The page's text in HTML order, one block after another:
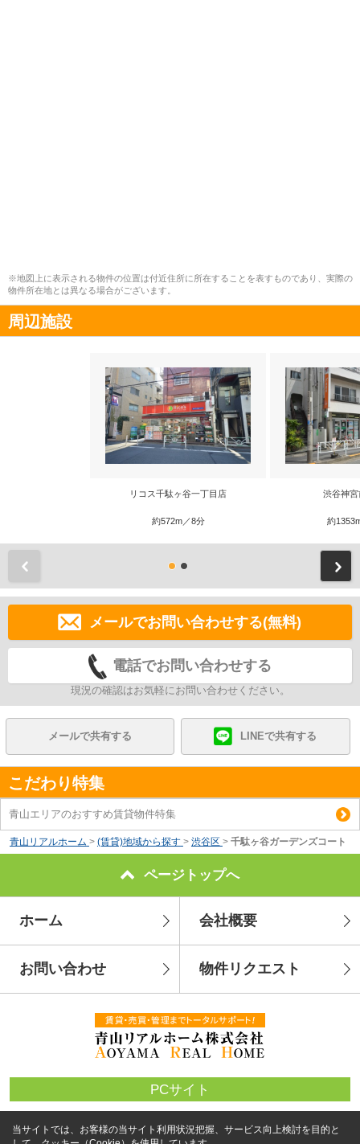
※地図上に表示される物件の位置は付近住所に所在することを表すものであり、実際の
物件所在地とは異なる場合がございます。
周辺施設
リコス千駄ヶ谷一丁目店
約572m／8分
渋谷神
約
メールでお問い合わせする(無料)
電話でお問い合わせする
現況の確認はお気軽にお問い合わせください。
メールで共有する LINEで共有する
こだわり特集
青山エリアのおすすめ賃貸物件特集
青山リアルホーム > (賃貸)地域から探す > 渋谷区 > 千駄ヶ谷ガーデンズコート
ページトップへ
ホーム 会社概要
お問い合わせ 物件リクエスト
PCサイト
当サイトでは、お客様の当サイト利用状況把握、サービス向上検討を目的と